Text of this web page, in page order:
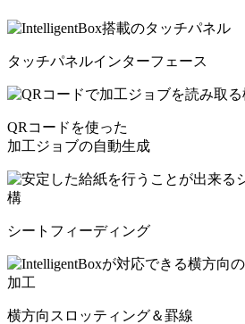
タッチパネルインターフェース
QRコードを使った
加工ジョブの自動生成
シートフィーディング
横方向スロッティング＆罫線